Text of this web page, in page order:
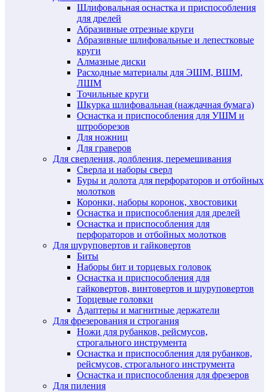
Шлифовальная оснастка и приспособления
для дрелей
Абразивные отрезные круги
Абразивные шлифовальные и лепестковые
круги
Алмазные диски
Расходные материалы для ЭШМ, ВШМ,
ЛШМ
Точильные круги
Шкурка шлифовальная (наждачная бумага)
Оснастка и приспособления для УШМ и
штроборезов
Для ножниц
Для граверов
Для сверления, долбления, перемешивания
Сверла и наборы сверл
Буры и долота для перфораторов и отбойных
молотков
Коронки, наборы коронок, хвостовики
Оснастка и приспособления для дрелей
Оснастка и приспособления для
перфораторов и отбойных молотков
Для шуруповертов и гайковертов
Биты
Наборы бит и торцевых головок
Оснастка и приспособления для
гайковертов, винтовертов и шуруповертов
Торцевые головки
Адаптеры и магнитные держатели
Для фрезерования и строгания
Ножи для рубанков, рейсмусов,
строгального инструмента
Оснастка и приспособления для рубанков,
рейсмусов, строгального инструмента
Оснастка и приспособления для фрезеров
Для пиления